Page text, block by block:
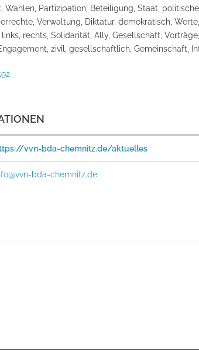
Wahlen, Partizipation, Beteiligung, Staat,
Verwaltung, Diktatur, demokratisch,
rechts, Solidarität, Ally, Gesellschaft,
zivil, gesellschaftlich, Gemeinschaft,
vvn-bda-chemnitz.de/aktuelles
bda-chemnitz.de